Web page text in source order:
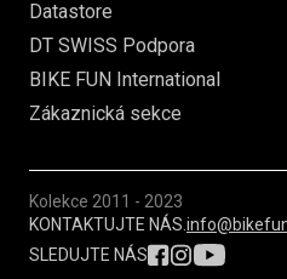
Datastore
DT SWISS Podpora
BIKE FUN International
Zákaznická sekce
Kolekce 2011 - 2023
KONTAKTUJTE NÁS.
SLEDUJTE NÁS